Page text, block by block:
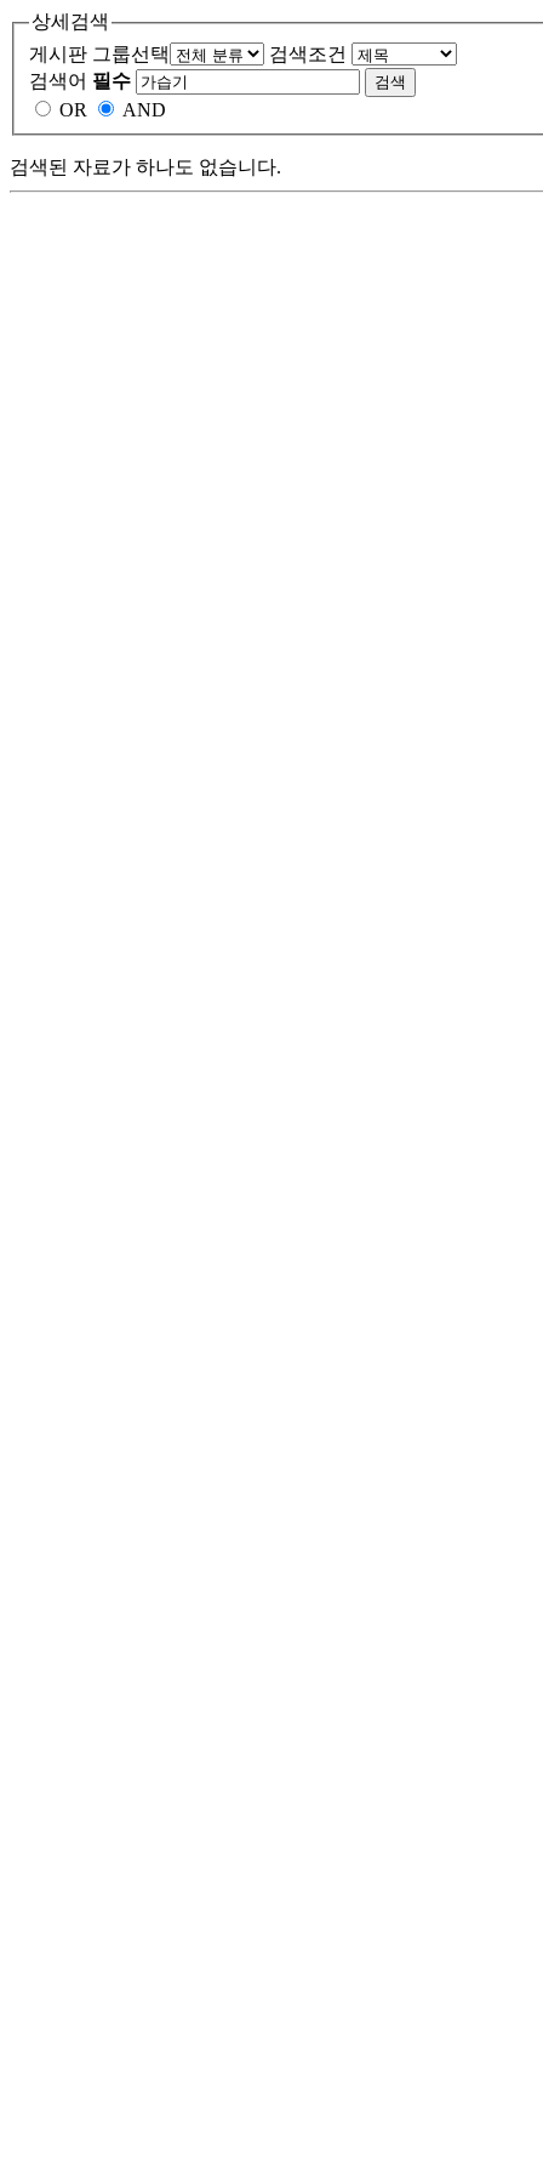
상세검색
게시판 그룹선택
검색조건
검색어 필수
OR
AND
검색된 자료가 하나도 없습니다.